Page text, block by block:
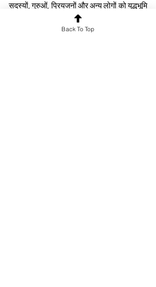
सदस्यों, गुरुओं, प्रियजनों और अन्य लोगों को युद्धभूमि
में खड़ा देखकर एक गहरे नैतिक द्वंद्व में पड़ जाते हैं और
सोचने लगते हैं कि इस युद्ध में न जाने कितने निर्दोष
Back To Top